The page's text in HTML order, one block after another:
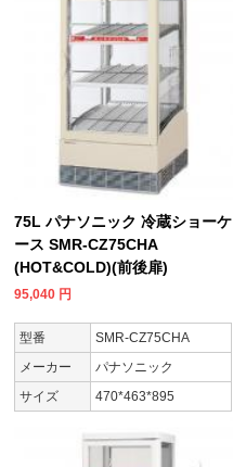
75L パナソニック 冷蔵ショーケ
ース SMR-CZ75CHA
(HOT&COLD)(前後扉)
95,040 円
型番
SMR-CZ75CHA
メーカー
パナソニック
サイズ
470*463*895